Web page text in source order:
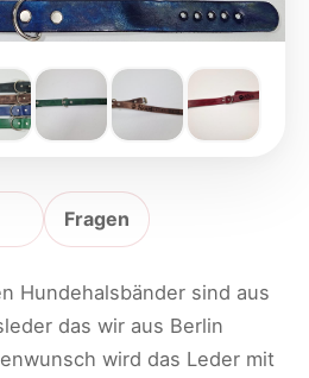
Fragen
Hundehalsbänder sind aus
das wir aus Berlin
wird das Leder mit